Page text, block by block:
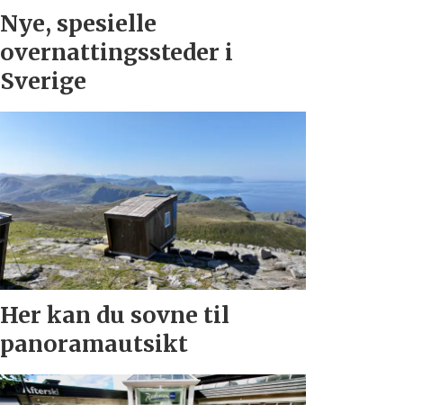
Nye, spesielle
overnattingssteder i
Sverige
Her kan du sovne til
panoramautsikt